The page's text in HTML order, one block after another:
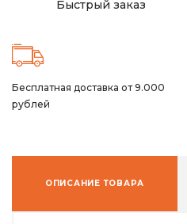
Быстрый заказ
Бесплатная доставка от 9.000
рублей
ОПИСАНИЕ ТОВАРА